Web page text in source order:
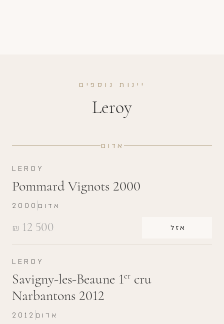
יינות נוספים
Leroy
אדום
LEROY
Pommard Vignots 2000
₪ 12 500 אזל
2000 אדום
LEROY
Savigny-les-Beaune 1er cru
Narbantons 2012
2012 אדום